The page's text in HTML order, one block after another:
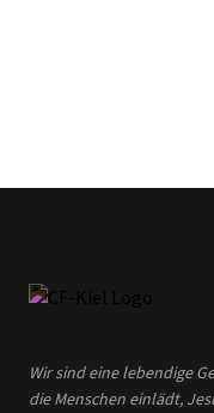
Wir sind eine lebendige
die Menschen einlädt,